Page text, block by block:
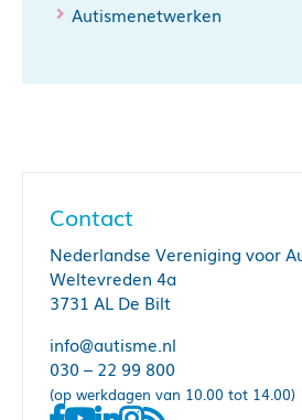
Autismenetwerken
Contact
Nederlandse Vereniging voor
Weltevreden 4a
3731 AL De Bilt
info@autisme.nl
030 – 22 99 800
(op werkdagen van 10.00 tot 14.00)